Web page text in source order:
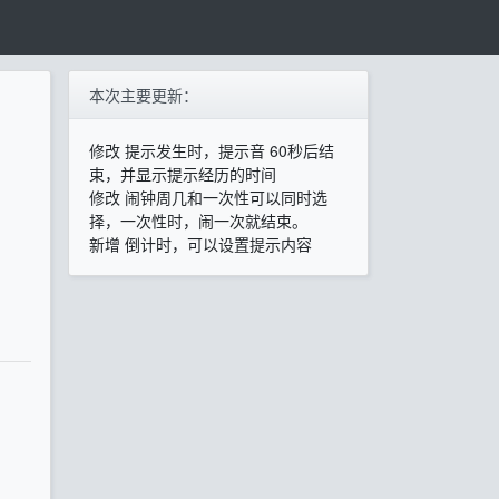
本次主要更新：
修改 提示发生时，提示音 60秒后结
束，并显示提示经历的时间
修改 闹钟周几和一次性可以同时选
择，一次性时，闹一次就结束。
新增 倒计时，可以设置提示内容